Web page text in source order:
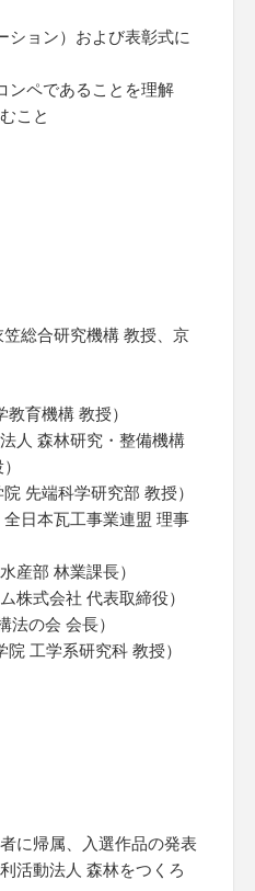
ション）および表彰式に
ンペであることを理解
こと
総合研究機構 教授、京
育機構 教授）
人 森林研究・整備機構
先端科学研究部 教授）
日本瓦工事業連盟 理事
産部 林業課長）
株式会社 代表取締役）
法の会 会長）
工学系研究科 教授）
に帰属、入選作品の発表
活動法人 森林をつくろ